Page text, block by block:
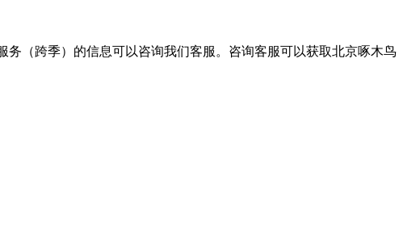
（跨季）的信息可以咨询我们客服。咨询客服可以获取北京啄木鸟